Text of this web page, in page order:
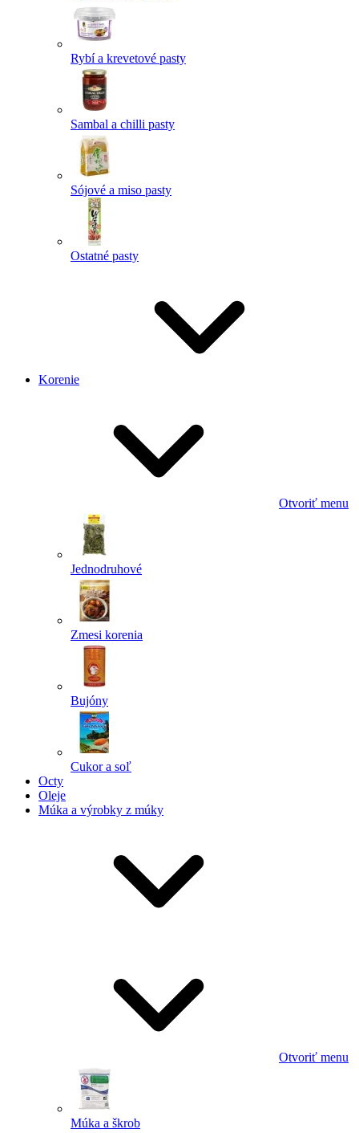
Rybí a krevetové pasty
Sambal a chilli pasty
Sójové a miso pasty
Ostatné pasty
Korenie
Otvoriť menu
Jednodruhové
Zmesi korenia
Bujóny
Cukor a soľ
Octy
Oleje
Múka a výrobky z múky
Otvoriť menu
Múka a škrob
Powered by chaterimo